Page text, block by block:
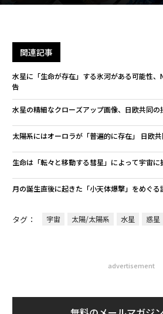
関連記事
水星に「生命が存在」する氷河がある可能性
告
水星の精細なクローズアップ画像、日欧共同の
太陽系にはオーロラが「普遍的に存在」 日欧
生命は「転々と移動する彗星」によって宇宙
月の誕生直後に起きた「小天体爆撃」をめぐる
タグ： 宇宙 太陽/太陽系 水星 惑星
advertisement